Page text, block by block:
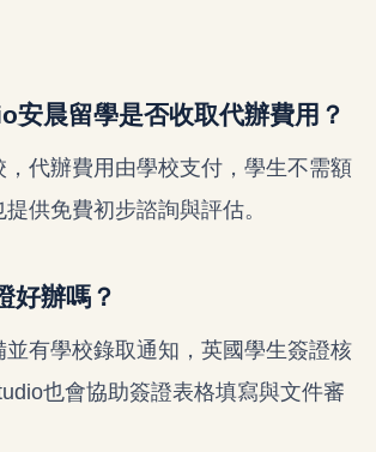
安晨留學是否收取代辦費用？
代辦費用由學校支付，學生不需額
供免費初步諮詢與評估。
好辦嗎？
並有學校錄取通知，英國學生簽證核
也會協助簽證表格填寫與文件審